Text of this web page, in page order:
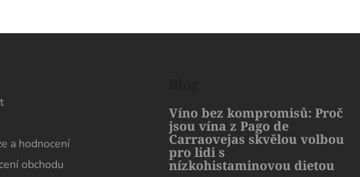
a hodnocení
obchodu
Víno bez kompromisů: Proč
jsou vína z Pago de
Carraovejas skvělou volbou
pro lidi s
nízkohistaminovou dietou